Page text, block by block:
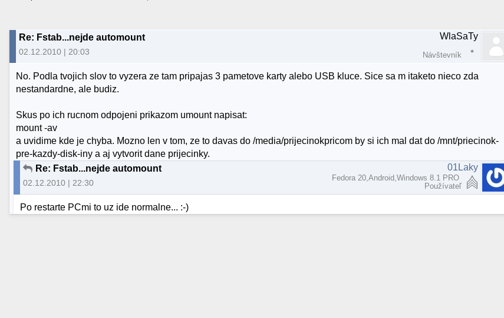
Re: Fstab...nejde automount
02.12.2010 | 20:03
WlaSaTy
Návštevník
No. Podla tvojich slov to vyzera ze tam pripajas 3 pametove karty alebo USB kluce. Sice sa m itaketo nieco zda
nestandardne, ale budiz.
Skus po ich rucnom odpojeni prikazom umount napisat:
mount -av
a uvidime kde je chyba. Mozno len v tom, ze to davas do /media/prijecinokpricom by si ich mal dat do /mnt/priecinok-
pre-kazdy-disk-iny a aj vytvorit dane prijecinky.
Re: Fstab...nejde automount
02.12.2010 | 22:30
01Laky
Fedora 20,Android,Windows 8.1 PRO
Používateľ
Po restarte PCmi to uz ide normalne... :-)